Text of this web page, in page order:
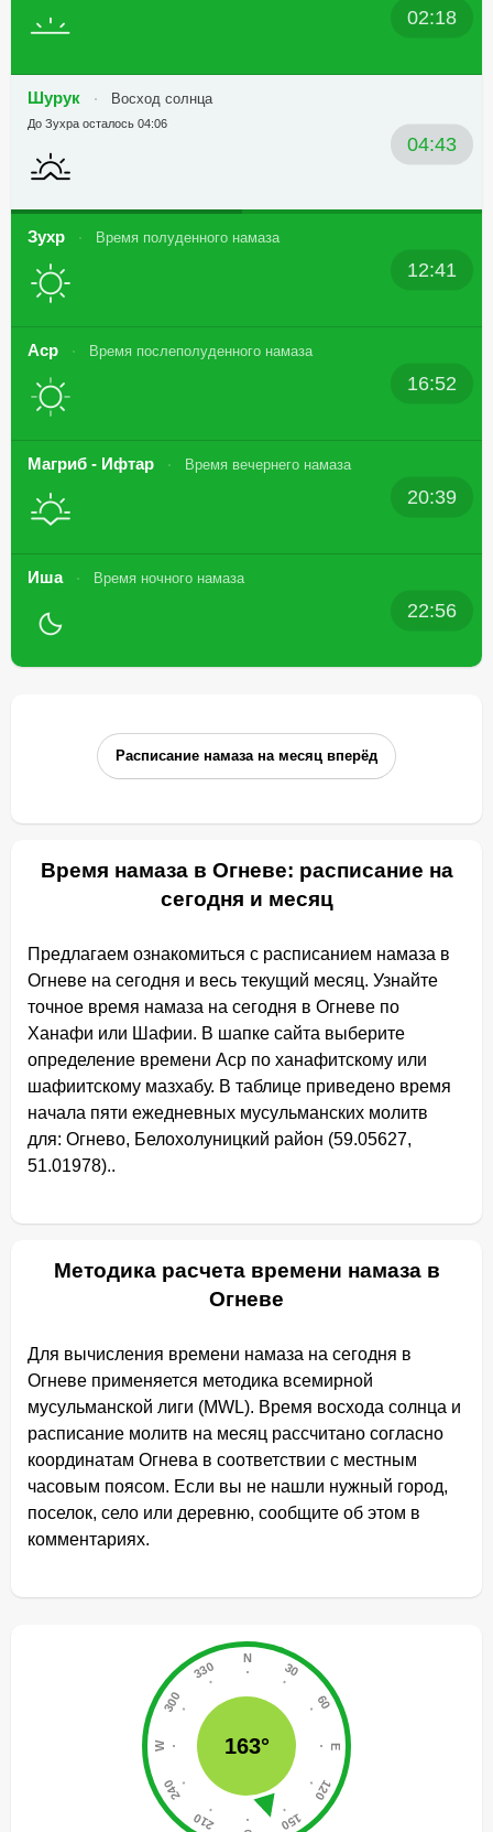
02:18
Шурук Восход солнца
04:43
До Зухра осталось 04:06
Зухр Время полуденного намаза
12:41
Аср Время послеполуденного намаза
16:52
Магриб - Ифтар Время вечернего намаза
20:39
Иша Время ночного намаза
22:56
Расписание намаза на месяц вперёд
Время намаза в Огневе: расписание на
сегодня и месяц
Предлагаем ознакомиться с расписанием намаза в
Огневе на сегодня и весь текущий месяц. Узнайте
точное время намаза на сегодня в Огневе по
Ханафи или Шафии. В шапке сайта выберите
определение времени Аср по ханафитскому или
шафиитскому мазхабу. В таблице приведено время
начала пяти ежедневных мусульманских молитв
для: Огнево, Белохолуницкий район (59.05627,
51.01978)..
Методика расчета времени намаза в
Огневе
Для вычисления времени намаза на сегодня в
Огневе применяется методика всемирной
мусульманской лиги (MWL). Время восхода солнца и
расписание молитв на месяц рассчитано согласно
координатам Огнева в соответствии с местным
часовым поясом. Если вы не нашли нужный город,
поселок, село или деревню, сообщите об этом в
комментариях.
163°